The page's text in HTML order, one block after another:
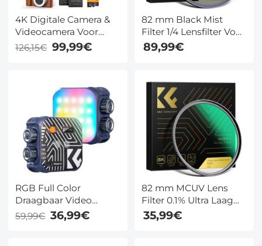
4K Digitale Camera &
Videocamera Voor
Fotografie met Flash
126,15€ 99,99€
82 mm Black Mist
Filter 1/4 Lensfilter Voor
Speciale Effecten
Waterdicht
Krasbestendig En
Antireflecterend Nano
Xcel Serie
89,99€
RGB Full Color
Draagbaar Video
Invullicht – 360°
Verstelbaar, Warm tot
59,99€ 36,99€
82 mm MCUV Lens
Filter 0.1% Ultra Laag
Reflectievermogen Met
28 Meerlaagse
35,99€